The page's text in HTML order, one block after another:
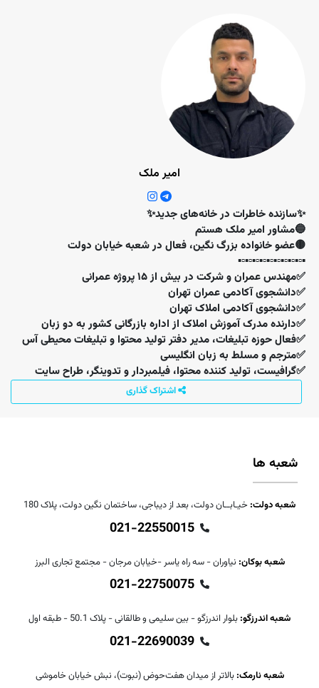
امیر ملک
✨سازنده خاطرات در خانه‌های جدید✨
🔵مشاور امیر ملک هستم
🟡عضو خانواده بزرگ نگین، فعال در شعبه ‌خیابان دولت
▪️▫️▪️▫️▪️▫️▪️▫️▪️▫️▪️▫️▪️▫️▪️▫️▪️▫️▪️
✅مهندس عمران و شرکت در بیش از ۱۵ پروژه عمرانی
✅دانشجوی آکادمی عمران تهران
✅دانشجوی آکادمی املاک تهران
✅دارنده مدرک آموزش املاک از اداره بازرگانی کشور به دو زبان
✅فعال حوزه‌ تبلیغات، مدیر دفتر تولید محتوا و تبلیغات محیطی آس
✅مترجم و مسلط به زبان انگلیسی
✅گرافیست، تولید کننده محتوا، فیلمبردار و تدوینگر، طراح سایت
اشتراک گذاری
شعبه ها
شعبه دولت: خیـابــان دولت، بعد از دیباجی، ساختمان نگین دولت، پلاک 180
021-22550015
شعبه بوکان: نیاوران - سه راه یاسر -خیابان مرجان - مجتمع تجاری البرز
021-22750075
شعبه اندرزگو: بلوار اندرزگو - بین سلیمی و طالقانی - پلاک 50.1 - طبقه اول
021-22690039
شعبه نارمک: بالاتر از میدان هفت‌حوض (نبوت)، نبش خیابان خاموشی